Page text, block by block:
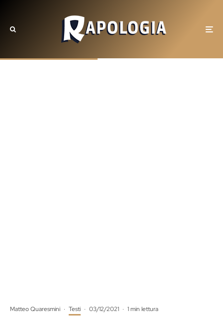
Matteo Quaresmini · Testi · 03/12/2021 · 1 min lettura